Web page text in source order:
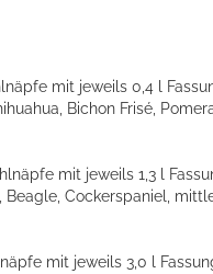
mit jeweils 0,4 l
Bichon Frisé,
mit jeweils 1,3 l
Cockerspaniel,
mit jeweils 3,0 l